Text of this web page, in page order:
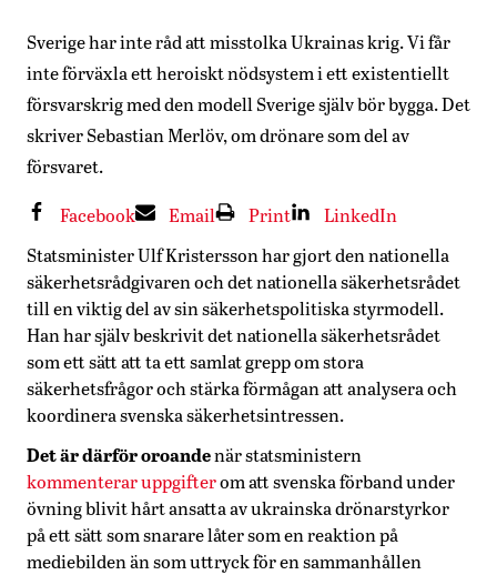
Sverige har inte råd att misstolka Ukrainas krig. Vi får
inte förväxla ett heroiskt nödsystem i ett existentiellt
försvarskrig med den modell Sverige själv bör bygga. Det
skriver Sebastian Merlöv, om drönare som del av
försvaret.
Facebook Email Print
LinkedIn
Statsminister Ulf Kristersson har gjort den nationella
säkerhetsrådgivaren och det nationella säkerhetsrådet
till en viktig del av sin säkerhetspolitiska styrmodell.
Han har själv beskrivit det nationella säkerhetsrådet
som ett sätt att ta ett samlat grepp om stora
säkerhetsfrågor och stärka förmågan att analysera och
koordinera svenska säkerhetsintressen.
Det är därför oroandenär statsministern
kommenterar uppgifterom att svenska förband under
övning blivit hårt ansatta av ukrainska drönarstyrkor
på ett sätt som snarare låter som en reaktion på
mediebilden än som uttryck för en sammanhållen